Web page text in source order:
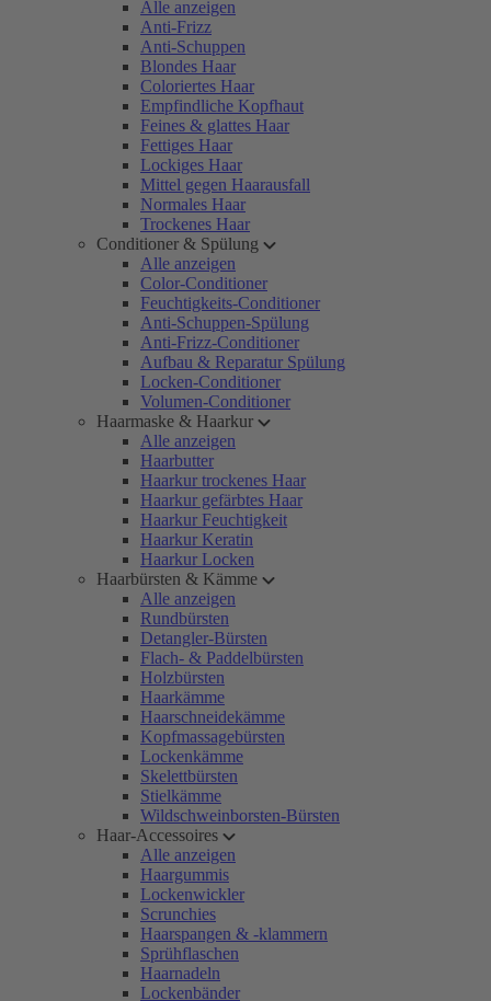
Alle anzeigen
Anti-Frizz
Anti-Schuppen
Blondes Haar
Coloriertes Haar
Empfindliche Kopfhaut
Feines & glattes Haar
Fettiges Haar
Lockiges Haar
Mittel gegen Haarausfall
Normales Haar
Trockenes Haar
Conditioner & Spülung
Alle anzeigen
Color-Conditioner
Feuchtigkeits-Conditioner
Anti-Schuppen-Spülung
Anti-Frizz-Conditioner
Aufbau & Reparatur Spülung
Locken-Conditioner
Volumen-Conditioner
Haarmaske & Haarkur
Alle anzeigen
Haarbutter
Haarkur trockenes Haar
Haarkur gefärbtes Haar
Haarkur Feuchtigkeit
Haarkur Keratin
Haarkur Locken
Haarbürsten & Kämme
Alle anzeigen
Rundbürsten
Detangler-Bürsten
Flach- & Paddelbürsten
Holzbürsten
Haarkämme
Haarschneidekämme
Kopfmassagebürsten
Lockenkämme
Skelettbürsten
Stielkämme
Wildschweinborsten-Bürsten
Haar-Accessoires
Alle anzeigen
Haargummis
Lockenwickler
Scrunchies
Haarspangen & -klammern
Sprühflaschen
Haarnadeln
Lockenbänder